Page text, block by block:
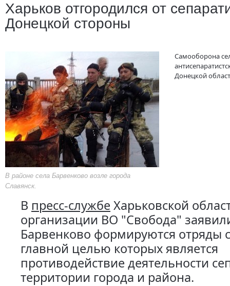
Харьков отгородился от
Донецкой стороны
В районе села Барвенково возле города
Славянск.
Самооборона
Донецкой
В пресс-службе Харьковской
организации ВО "Свобода"
Барвенково формируются отряды
главной целью которых является
противодействие деятельности
территории города и района.